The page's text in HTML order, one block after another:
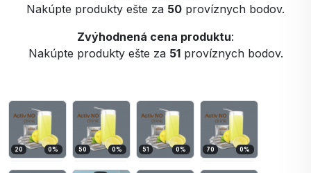
Nakúpte produkty ešte za 50 províznych bodov.
Zvýhodnená cena produktu:
Nakúpte produkty ešte za 51províznych bodov.
20 0% 50 0% 51 0% 70 0%